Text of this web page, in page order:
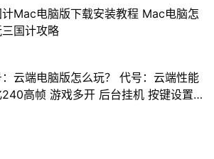
计Mac电脑版下载安装教程 Mac电脑怎
三国计攻略
云端电脑版怎么玩？ 代号：云端性能
高帧 游戏多开 后台挂机 按键设置